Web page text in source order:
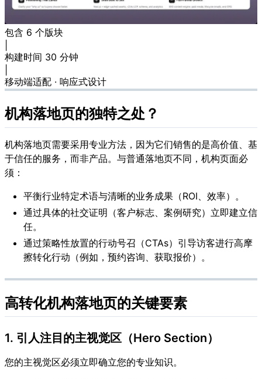
包含 6 个版块
构建时间 30 分钟
移动端适配 · 响应式设计
机构落地页的独特之处？
机构落地页需要采用专业方法，因为它们销售的是高价值、基
于信任的服务，而非产品。与普通落地页不同，机构页面必
须：
平衡行业特定术语与清晰的业务成果（ROI、效率）。
通过具体的社交证明（客户标志、案例研究）立即建立信
任。
通过策略性放置的行动号召（CTAs）引导访客进行高摩
擦转化行动（例如，预约咨询、获取报价）。
高转化机构落地页的关键要素
1. 引人注目的主视觉区（Hero Section）
您的主视觉区必须立即确立您的专业知识。